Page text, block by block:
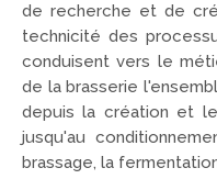
de recherche et de
technicité des
conduisent vers le
de la brasserie
depuis la création et
jusqu'au
brassage, la